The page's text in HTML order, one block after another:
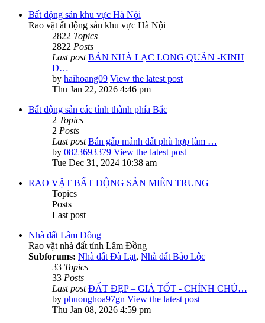
Bất động sản khu vực Hà Nội
Rao vặt ất động sản khu vực Hà Nội
2822 Topics
2822 Posts
Last post BÁN NHÀ LẠC LONG QUÂN -KINH
D…
by haihoang09 View the latest post
Thu Jan 22, 2026 4:46 pm
Bất động sản các tỉnh thành phía Bắc
2 Topics
2 Posts
Last post Bán gấp mảnh đất phù hợp làm …
by 0823693379 View the latest post
Tue Dec 31, 2024 10:38 am
RAO VẶT BẤT ĐỘNG SẢN MIỀN TRUNG
Topics
Posts
Last post
Nhà đất Lâm Đồng
Rao vặt nhà đất tỉnh Lâm Đồng
Subforums: Nhà đất Đà Lạt, Nhà đất Bảo Lộc
33 Topics
33 Posts
Last post ĐẤT ĐẸP – GIÁ TỐT - CHÍNH CHỦ…
by phuonghoa97gn View the latest post
Thu Jan 08, 2026 4:59 pm